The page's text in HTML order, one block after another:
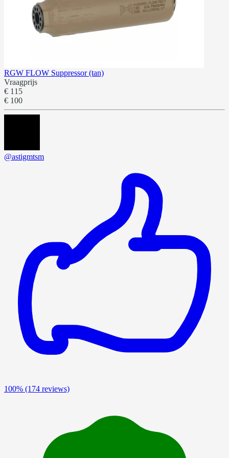
RGW FLOW Suppressor (tan)
Vraagprijs
€ 115
€ 100
@astigmtsm
100% (174 reviews)